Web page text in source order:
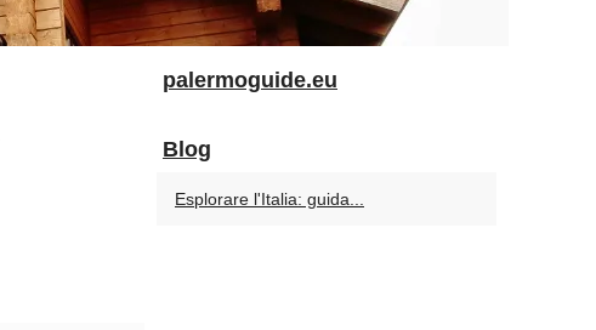
palermoguide.eu
Blog
Esplorare l'Italia: guida...